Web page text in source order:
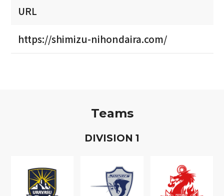
URL
https://shimizu-nihondaira.com/
Teams
DIVISION 1